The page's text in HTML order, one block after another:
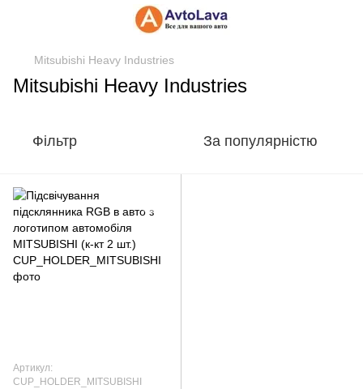
Mitsubishi Heavy Industries
Mitsubishi Heavy Industries
Фільтр За популярністю
Артикул:
CUP_HOLDER_MITSUBISHI